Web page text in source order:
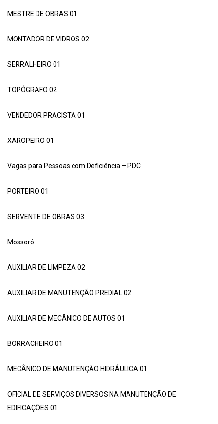
MESTRE DE OBRAS 01
MONTADOR DE VIDROS 02
SERRALHEIRO 01
TOPÓGRAFO 02
VENDEDOR PRACISTA 01
XAROPEIRO 01
Vagas para Pessoas com Deficiência – PDC
PORTEIRO 01
SERVENTE DE OBRAS 03
Mossoró
AUXILIAR DE LIMPEZA 02
AUXILIAR DE MANUTENÇÃO PREDIAL 02
AUXILIAR DE MECÂNICO DE AUTOS 01
BORRACHEIRO 01
MECÂNICO DE MANUTENÇÃO HIDRÁULICA 01
OFICIAL DE SERVIÇOS DIVERSOS NA MANUTENÇÃO DE
EDIFICAÇÕES 01